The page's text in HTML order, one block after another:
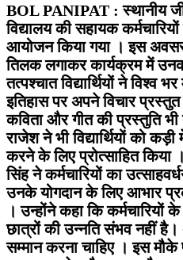
BOL PANIPAT : स्थानीय
विद्यालय की सहायक
आयोजन किया गया । इस अवसर
तिलक लगाकर कार्यक्रम में
तत्पश्चात विद्यार्थियों ने विश्व
इतिहास पर अपने विचार प्रस्तुत
कविता और गीत की प्रस्तुति
राजेश ने भी विद्यार्थियों को
करने के लिए प्रोत्साहित किया
सिंह ने कर्मचारियों का
उनके योगदान के लिए आभार
। उन्होंने कहा कि कर्मचारियों
छात्रों की उन्नति संभव नहीं
सम्मान करना चाहिए । इस मौके